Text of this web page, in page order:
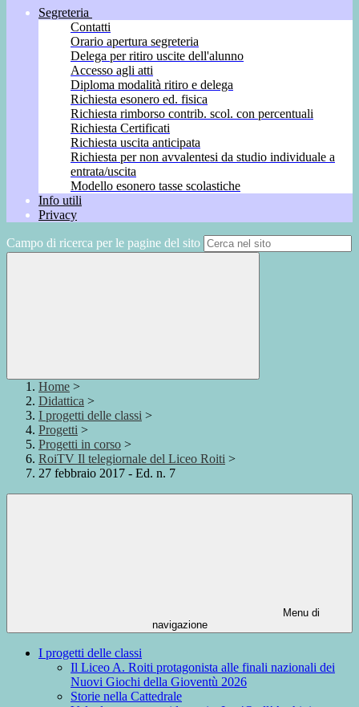
Segreteria
Contatti
Orario apertura segreteria
Delega per ritiro uscite dell'alunno
Accesso agli atti
Diploma modalità ritiro e delega
Richiesta esonero ed. fisica
Richiesta rimborso contrib. scol. con percentuali
Richiesta Certificati
Richiesta uscita anticipata
Richiesta per non avvalentesi da studio individuale a
entrata/uscita
Modello esonero tasse scolastiche
Info utili
Privacy
Campo di ricerca per le pagine del sito
Home >
Didattica >
I progetti delle classi >
Progetti >
Progetti in corso >
RoiTV Il telegiornale del Liceo Roiti >
27 febbraio 2017 - Ed. n. 7
Menu di
navigazione
I progetti delle classi
Il Liceo A. Roiti protagonista alle finali nazionali dei
Nuovi Giochi della Gioventù 2026
Storie nella Cattedrale